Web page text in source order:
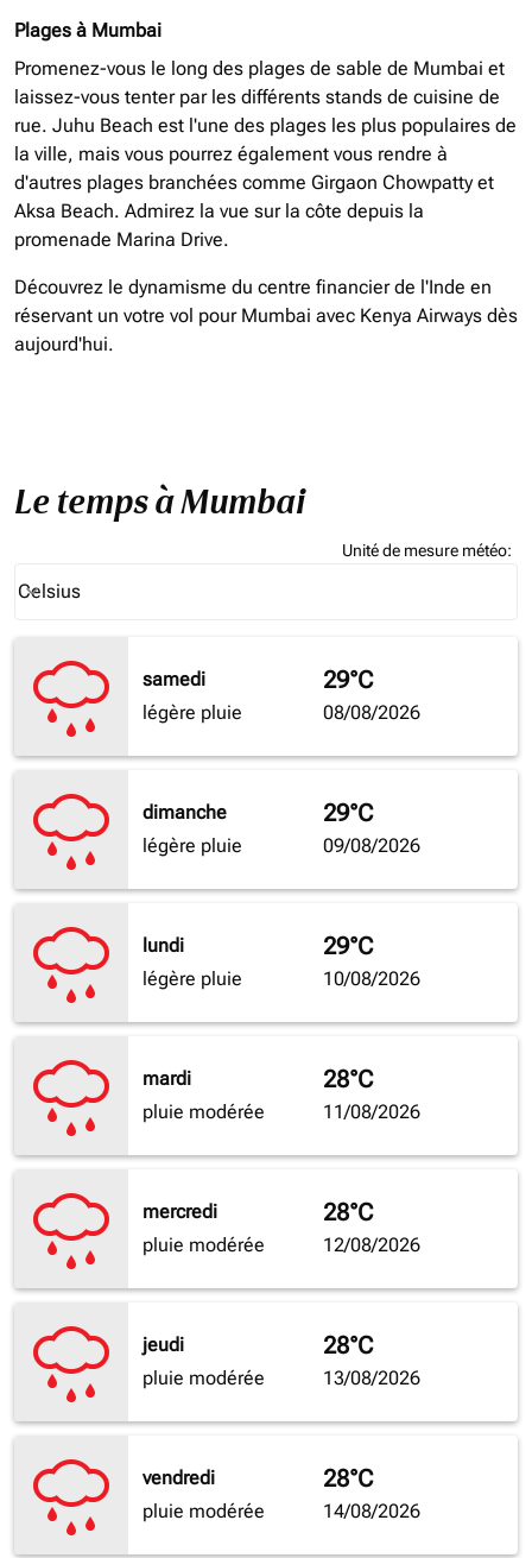
Plages à Mumbai
Promenez-vous le long des plages de sable de Mumbai et
laissez-vous tenter par les différents stands de cuisine de
rue. Juhu Beach est l'une des plages les plus populaires de
la ville, mais vous pourrez également vous rendre à
d'autres plages branchées comme Girgaon Chowpatty et
Aksa Beach. Admirez la vue sur la côte depuis la
promenade Marina Drive.
Découvrez le dynamisme du centre financier de l'Inde en
réservant un votre vol pour Mumbai avec Kenya Airways dès
aujourd'hui.
Le temps à Mumbai
Unité de mesure météo:
Celsius
keyboard_arrow_down
samedi
légère pluie
29°C
08/08/2026
dimanche
légère pluie
29°C
09/08/2026
lundi
légère pluie
29°C
10/08/2026
mardi
pluie modérée
28°C
11/08/2026
mercredi
pluie modérée
28°C
12/08/2026
jeudi
pluie modérée
28°C
13/08/2026
vendredi
pluie modérée
28°C
14/08/2026